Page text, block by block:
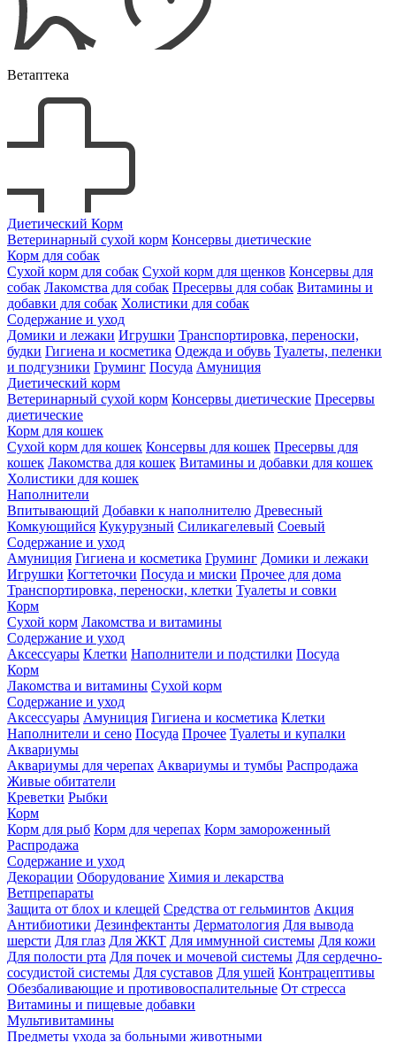
Ветаптека
Диетический Корм
Ветеринарный сухой корм Консервы диетические
Корм для собак
Сухой корм для собак Сухой корм для щенков Консервы для
собак Лакомства для собак Пресервы для собак Витамины и
добавки для собак Холистики для собак
Содержание и уход
Домики и лежаки Игрушки Транспортировка, переноски,
будки Гигиена и косметика Одежда и обувь Туалеты, пеленки
и подгузники Груминг Посуда Амуниция
Диетический корм
Ветеринарный сухой корм Консервы диетические Пресервы
диетические
Корм для кошек
Сухой корм для кошек Консервы для кошек Пресервы для
кошек Лакомства для кошек Витамины и добавки для кошек
Холистики для кошек
Наполнители
Впитывающий Добавки к наполнителю Древесный
Комкующийся Кукурузный Силикагелевый Соевый
Содержание и уход
Амуниция Гигиена и косметика Груминг Домики и лежаки
Игрушки Когтеточки Посуда и миски Прочее для дома
Транспортировка, переноски, клетки Туалеты и совки
Корм
Сухой корм Лакомства и витамины
Содержание и уход
Аксессуары Клетки Наполнители и подстилки Посуда
Корм
Лакомства и витамины Сухой корм
Содержание и уход
Аксессуары Амуниция Гигиена и косметика Клетки
Наполнители и сено Посуда Прочее Туалеты и купалки
Аквариумы
Аквариумы для черепах Аквариумы и тумбы Распродажа
Живые обитатели
Креветки Рыбки
Корм
Корм для рыб Корм для черепах Корм замороженный
Распродажа
Содержание и уход
Декорации Оборудование Химия и лекарства
Ветпрепараты
Защита от блох и клещей Средства от гельминтов Акция
Антибиотики Дезинфектанты Дерматология Для вывода
шерсти Для глаз Для ЖКТ Для иммунной системы Для кожи
Для полости рта Для почек и мочевой системы Для сердечно-
сосудистой системы Для суставов Для ушей Контрацептивы
Обезбаливающие и противовоспалительные От стресса
Витамины и пищевые добавки
Мультивитамины
Предметы ухода за больными животными